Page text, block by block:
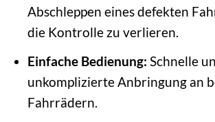
Abschleppen eines defekten
die Kontrolle zu verlieren.
Einfache Bedienung: Schnelle
unkomplizierte Anbringung an
Fahrrädern.